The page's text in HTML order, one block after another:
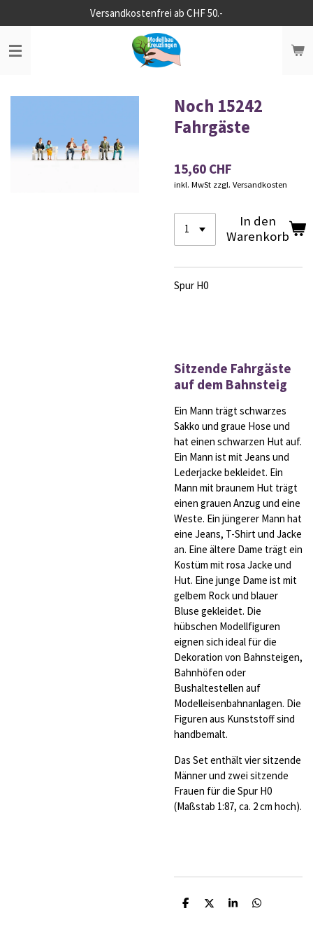
Hauptinhalt
springen
Versandkostenfrei ab CHF 50.-
Noch 15242
Fahrgäste
15,60 CHF
inkl. MwSt zzgl. Versandkosten
In den
Warenkorb
Spur H0
Sitzende Fahrgäste
auf dem Bahnsteig
Ein Mann trägt schwarzes
Sakko und graue Hose und
hat einen schwarzen Hut auf.
Ein Mann ist mit Jeans und
Lederjacke bekleidet. Ein
Mann mit braunem Hut trägt
einen grauen Anzug und eine
Weste. Ein jüngerer Mann hat
eine Jeans, T-Shirt und Jacke
an. Eine ältere Dame trägt ein
Kostüm mit rosa Jacke und
Hut. Eine junge Dame ist mit
gelbem Rock und blauer
Bluse gekleidet. Die
hübschen Modellfiguren
eignen sich ideal für die
Dekoration von Bahnsteigen,
Bahnhöfen oder
Bushaltestellen auf
Modelleisenbahnanlagen. Die
Figuren aus Kunststoff sind
handbemalt.
Das Set enthält vier sitzende
Männer und zwei sitzende
Frauen für die Spur H0
(Maßstab 1:87, ca. 2 cm hoch).
T
T
T
T